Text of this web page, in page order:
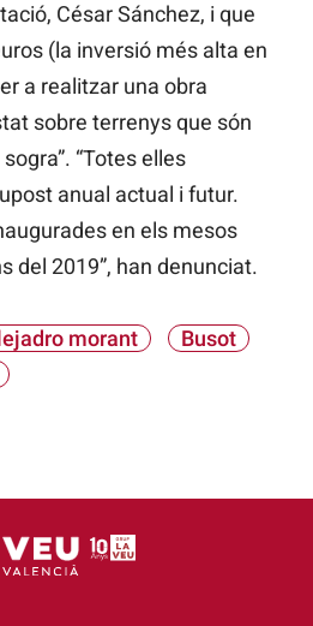
César Sánchez, i que
(la inversió més alta en
a realitzar una obra
sobre terrenys que són
“Totes elles
anual actual i futur.
en els mesos
del 2019”, han denunciat.
morant
Busot